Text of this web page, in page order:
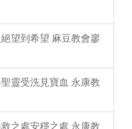
望到希望 麻豆教會廖
靈受洗見寶血 永康教
之處安穩之處 永康教